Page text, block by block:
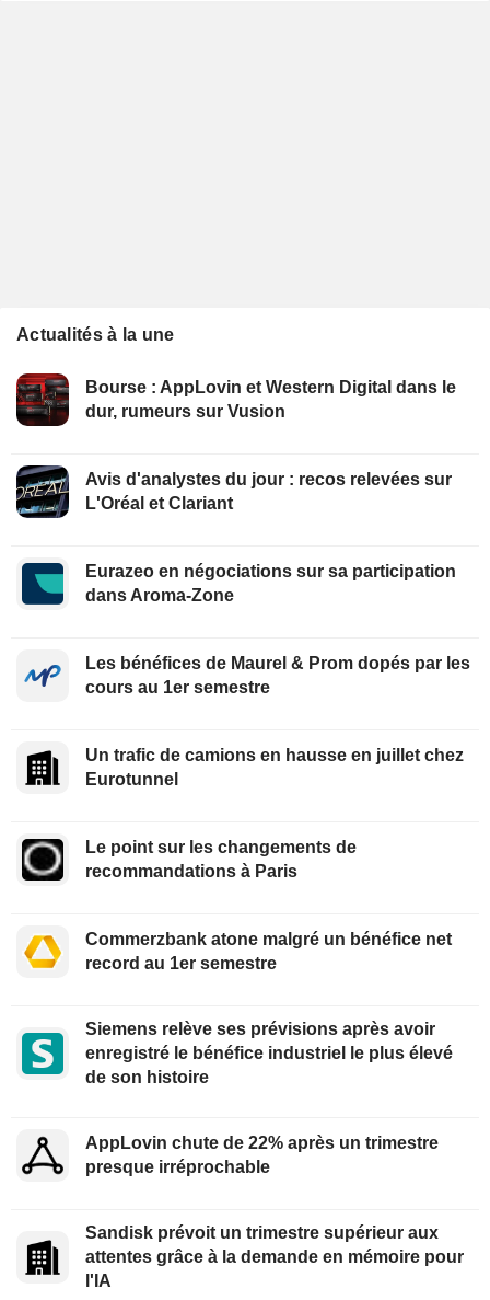
Actualités à la une
Bourse : AppLovin et Western Digital dans le
dur, rumeurs sur Vusion
Avis d'analystes du jour : recos relevées sur
L'Oréal et Clariant
Eurazeo en négociations sur sa participation
dans Aroma-Zone
Les bénéfices de Maurel & Prom dopés par les
cours au 1er semestre
Un trafic de camions en hausse en juillet chez
Eurotunnel
Le point sur les changements de
recommandations à Paris
Commerzbank atone malgré un bénéfice net
record au 1er semestre
Siemens relève ses prévisions après avoir
enregistré le bénéfice industriel le plus élevé
de son histoire
AppLovin chute de 22% après un trimestre
presque irréprochable
Sandisk prévoit un trimestre supérieur aux
attentes grâce à la demande en mémoire pour
l'IA